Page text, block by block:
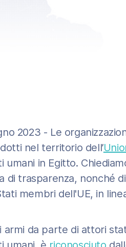
2023 - Le
nel territorio dell’
umani in Egitto.
di trasparenza, nonché
membri dell'UE, in
armi da parte di attori